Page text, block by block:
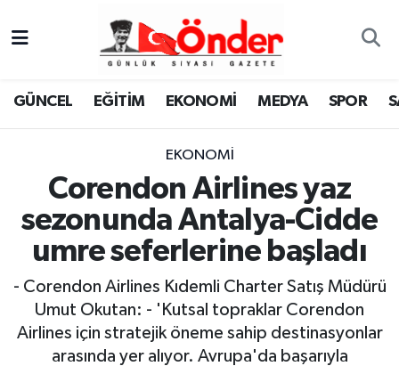
GÜNCEL EĞİTİM EKONOMİ MEDYA SPOR
EKONOMİ
Corendon Airlines yaz
sezonunda Antalya-Cidde
umre seferlerine başladı
- Corendon Airlines Kıdemli Charter Satış Müdürü
Umut Okutan: - 'Kutsal topraklar Corendon
Airlines için stratejik öneme sahip destinasyonlar
arasında yer alıyor. Avrupa'da başarıyla
GÜNCEL
MEDYA
SPOR
SAĞLIK
KÜLTÜR-SANAT
Zonguldak Nöbetçi Eczaneler
Zonguldak Namaz Vakitleri
Zonguldak Trafik Yoğunluk Haritası
TFF 3.Lig 4.Grup Puan Durumu ve Fikstür
Tüm Manşetler
Son Dakika Haberleri